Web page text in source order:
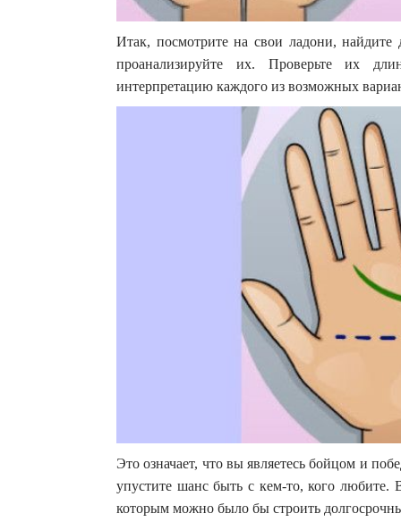
Итак, посмотрите на свои ладони,
проанализируйте их. Проверьте их
интерпретацию каждого из возможных
Это означает, что вы являетесь бойцом и
упустите шанс быть с кем-то, кого
которым можно было бы строить